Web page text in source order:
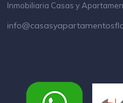
Inmobiliaria Casas y